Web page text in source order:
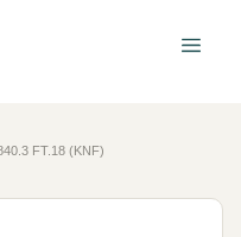
FT.18 (KNF)